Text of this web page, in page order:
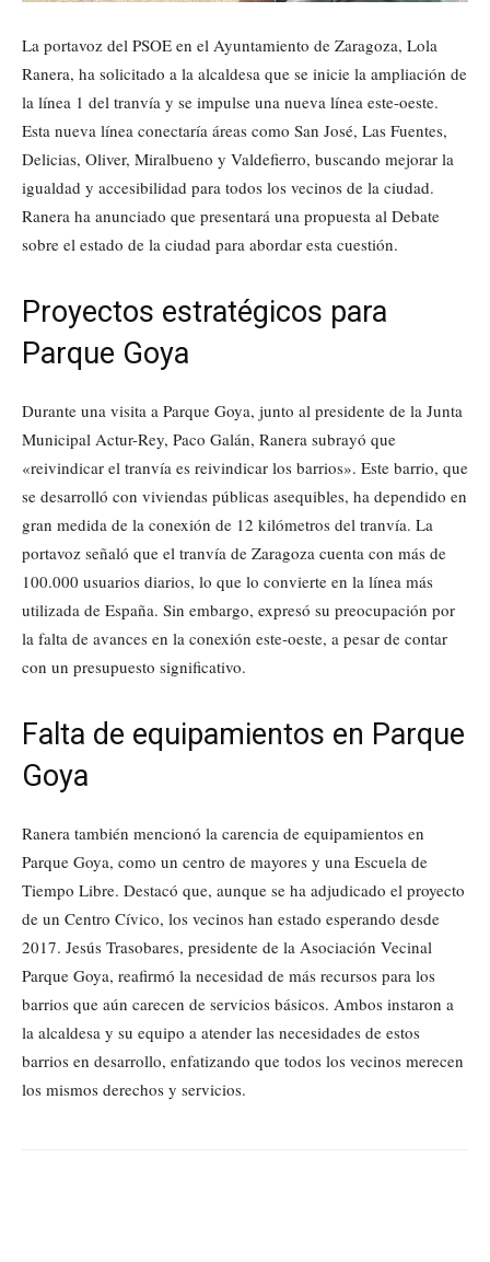
La portavoz del PSOE en el Ayuntamiento de Zaragoza, Lola
Ranera, ha solicitado a la alcaldesa que se inicie la ampliación de
la línea 1 del tranvía y se impulse una nueva línea este-oeste.
Esta nueva línea conectaría áreas como San José, Las Fuentes,
Delicias, Oliver, Miralbueno y Valdefierro, buscando mejorar la
igualdad y accesibilidad para todos los vecinos de la ciudad.
Ranera ha anunciado que presentará una propuesta al Debate
sobre el estado de la ciudad para abordar esta cuestión.
Proyectos estratégicos para
Parque Goya
Durante una visita a Parque Goya, junto al presidente de la Junta
Municipal Actur-Rey, Paco Galán, Ranera subrayó que
«reivindicar el tranvía es reivindicar los barrios». Este barrio, que
se desarrolló con viviendas públicas asequibles, ha dependido en
gran medida de la conexión de 12 kilómetros del tranvía. La
portavoz señaló que el tranvía de Zaragoza cuenta con más de
100.000 usuarios diarios, lo que lo convierte en la línea más
utilizada de España. Sin embargo, expresó su preocupación por
la falta de avances en la conexión este-oeste, a pesar de contar
con un presupuesto significativo.
Falta de equipamientos en Parque
Goya
Ranera también mencionó la carencia de equipamientos en
Parque Goya, como un centro de mayores y una Escuela de
Tiempo Libre. Destacó que, aunque se ha adjudicado el proyecto
de un Centro Cívico, los vecinos han estado esperando desde
2017. Jesús Trasobares, presidente de la Asociación Vecinal
Parque Goya, reafirmó la necesidad de más recursos para los
barrios que aún carecen de servicios básicos. Ambos instaron a
la alcaldesa y su equipo a atender las necesidades de estos
barrios en desarrollo, enfatizando que todos los vecinos merecen
los mismos derechos y servicios.